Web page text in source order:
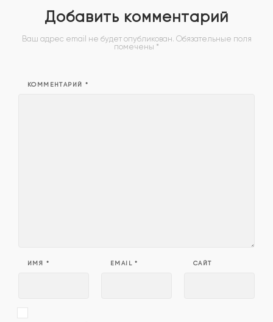
Добавить комментарий
Ваш адрес email не будет опубликован. Обязательные поля
помечены *
КОММЕНТАРИЙ *
ИМЯ * EMAIL* САЙТ